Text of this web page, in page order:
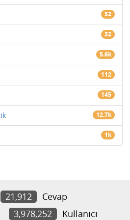
52
32
5.6k
112
145
12.7k
1k
21,912
Cevap
3,978,252 Kullanıcı